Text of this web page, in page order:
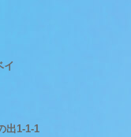
イ
出1-1-1